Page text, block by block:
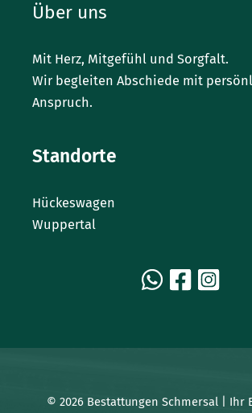
Über uns
Mit Herz, Mitgefühl und Sorgfalt.
Wir begleiten Abschiede mit
Anspruch.
Standorte
Hückeswagen
Wuppertal
© 2026 Bestattungen Schmersal | Ihr